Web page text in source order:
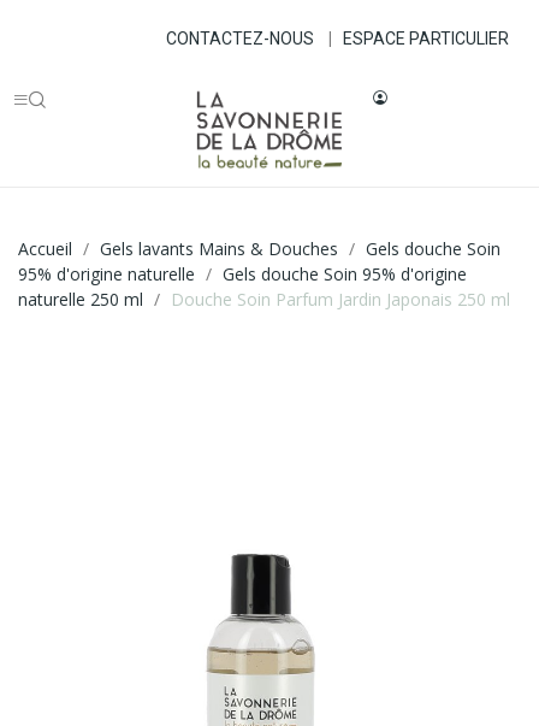
CONTACTEZ-NOUS ESPACE PARTICULIER
Accueil Gels lavants Mains & Douches
Gels douche Soin
95% d'origine naturelle
Gels douche Soin 95% d'origine
naturelle 250 ml
Douche Soin Parfum Jardin Japonais 250 ml